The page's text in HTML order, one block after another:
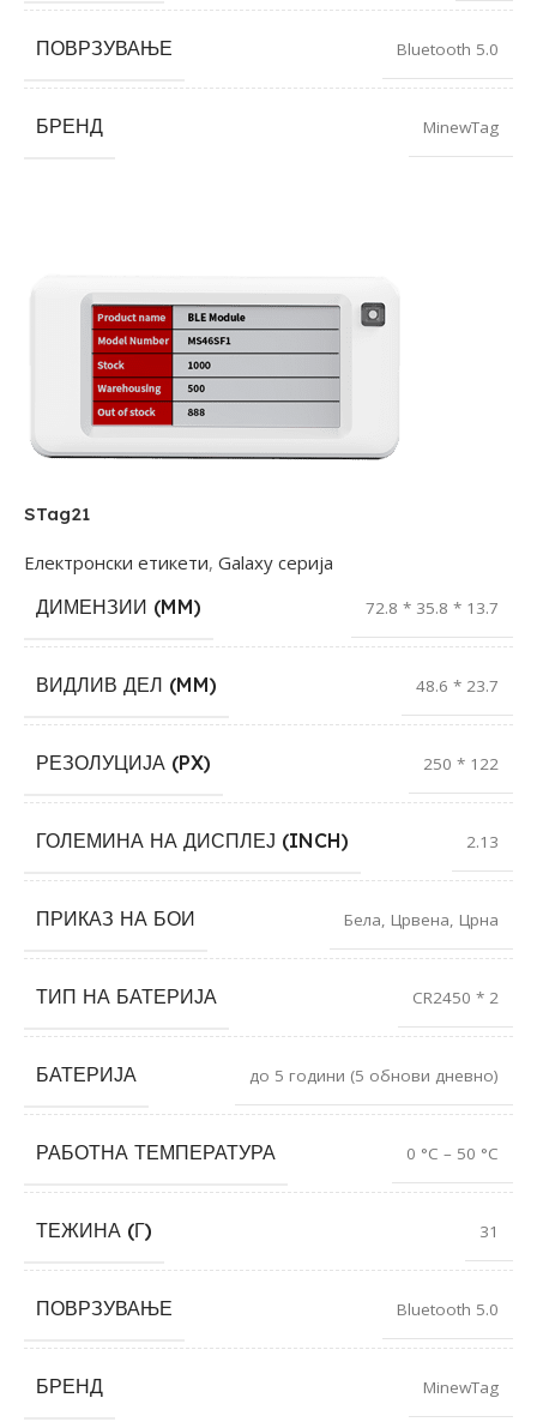
ПОВРЗУВАЊЕ Bluetooth 5.0
БРЕНД MinewTag
STag21
Електронски етикети, Galaxy серија
ДИМЕНЗИИ (MM)
72.8 * 35.8 * 13.7
ВИДЛИВ ДЕЛ (MM) 48.6 * 23.7
РЕЗОЛУЦИЈА (PX) 250 * 122
ГОЛЕМИНА НА ДИСПЛЕЈ (INCH) 2.13
ПРИКАЗ НА БОИ Бела Црвена Црна
ТИП НА БАТЕРИЈА CR2450 * 2
БАТЕРИЈА до 5 години (5 обнови дневно)
РАБОТНА ТЕМПЕРАТУРА 0 °C – 50 °C
ТЕЖИНА (Г) 31
ПОВРЗУВАЊЕ Bluetooth 5.0
БРЕНД MinewTag